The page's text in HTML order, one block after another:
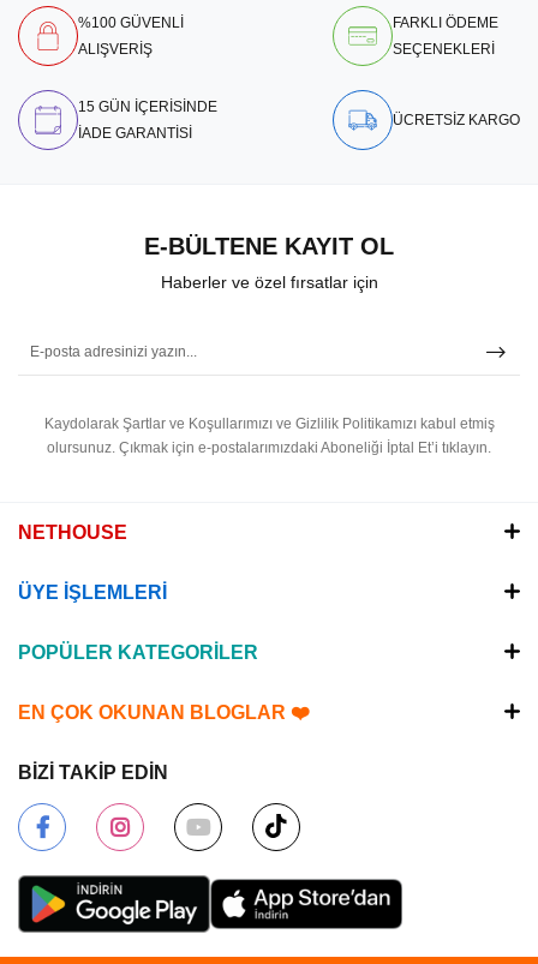
%100 GÜVENLİ
ALIŞVERİŞ
FARKLI ÖDEME
SEÇENEKLERİ
15 GÜN İÇERİSİNDE
İADE GARANTİSİ
ÜCRETSİZ KARGO
E-BÜLTENE KAYIT OL
Haberler ve özel fırsatlar için
Kaydolarak Şartlar ve Koşullarımızı ve Gizlilik Politikamızı kabul etmiş
olursunuz. Çıkmak için e-postalarımızdaki Aboneliği İptal Et’i tıklayın.
NETHOUSE
ÜYE İŞLEMLERİ
POPÜLER KATEGORİLER
EN ÇOK OKUNAN BLOGLAR ❤️
BİZİ TAKİP EDİN